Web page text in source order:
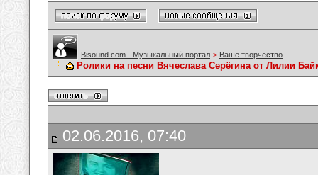
Bisound.com - Музыкальный портал > Ваше творчество
Ролики на песни Вячеслава Серёгина от Лилии
02.06.2016, 07:40